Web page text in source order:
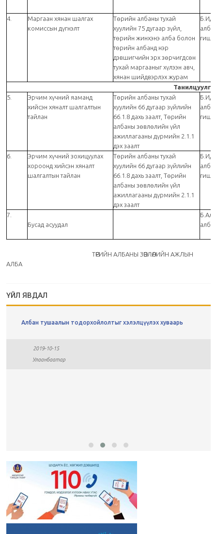
4.
Маргаан хянан шалгах
комиссын дүгнэлт
Төрийн албаны тухай
хуулийн 75 дугаар зүйл,
төрийн жинхэнэ алба болон
төрийн албанд нэр
дэвшигчийн эрх зөрчигдсөн
тухай маргааныг хүлээн авч,
хянан шийдвэрлэх журам
5.
Эрчим хүчний яаманд
хийсэн хяналт шалгалтын
тайлан
Төрийн албаны тухай
хуулийн 66 дугаар зүйлийн
66.1.8 дахь заалт, Төрийн
албаны зөвлөлийн үйл
ажиллагааны дүрмийн 2.1.1
дэх заалт
6.
Эрчим хүчний зохицуулах
хороонд хийсэн хяналт
шалгалтын тайлан
Төрийн албаны тухай
хуулийн 66 дугаар зүйлийн
66.1.8 дахь заалт, Төрийн
албаны зөвлөлийн үйл
ажиллагааны дүрмийн 2.1.1
дэх заалт
7.
Бусад асуудал
ТӨРИЙН АЛБАНЫ ЗӨВЛӨЛИЙН АЖЛЫН
АЛБА
ҮЙЛ ЯВДАЛ
Албан тушаалын тодорхойлолтыг хэлэлцүүлэх хуваарь
2019-10-15
Улаанбаатар